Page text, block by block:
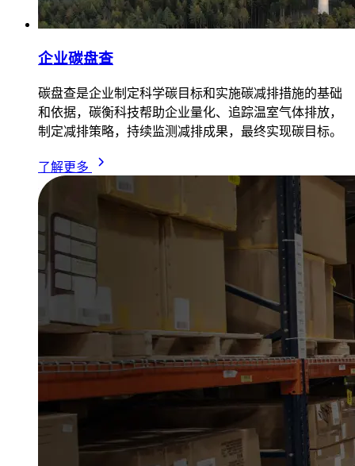
企业碳盘查
碳盘查是企业制定科学碳目标和实施碳减排措施的基础
和依据，碳衡科技帮助企业量化、追踪温室气体排放，
制定减排策略，持续监测减排成果，最终实现碳目标。
了解更多